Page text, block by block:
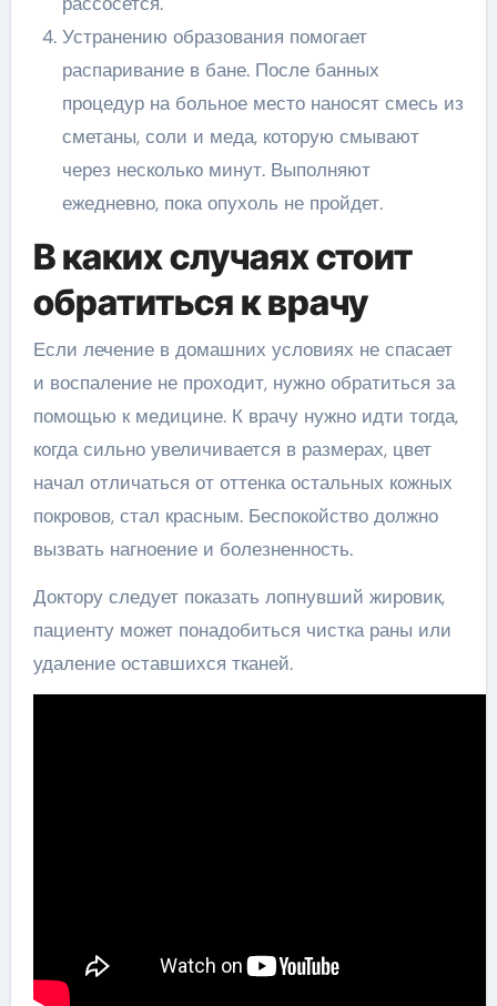
Устранению образования помогает
распаривание в бане. После банных
процедур на больное место наносят смесь из
сметаны, соли и меда, которую смывают
через несколько минут. Выполняют
ежедневно, пока опухоль не пройдет.
В каких случаях стоит
обратиться к врачу
Если лечение в домашних условиях не спасает
и воспаление не проходит, нужно обратиться за
помощью к медицине. К врачу нужно идти тогда,
когда сильно увеличивается в размерах, цвет
начал отличаться от оттенка остальных кожных
покровов, стал красным. Беспокойство должно
вызвать нагноение и болезненность.
Доктору следует показать лопнувший жировик,
пациенту может понадобиться чистка раны или
удаление оставшихся тканей.